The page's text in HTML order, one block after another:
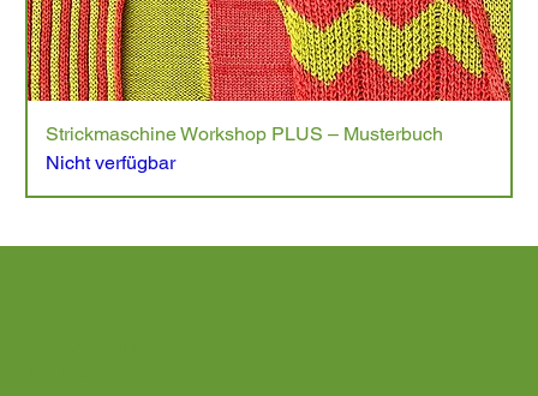
Strickmaschine Workshop PLUS – Musterbuch
Nicht verfügbar